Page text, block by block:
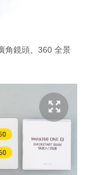
角鏡頭、360 全景